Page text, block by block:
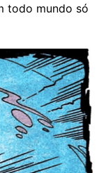
todo mundo só